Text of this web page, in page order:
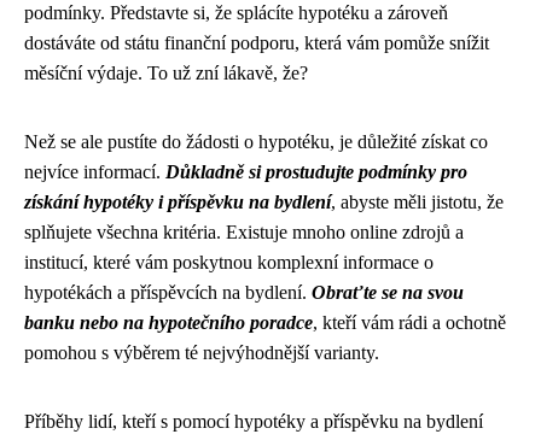
podmínky. Představte si, že splácíte hypotéku a zároveň
dostáváte od státu finanční podporu, která vám pomůže snížit
měsíční výdaje. To už zní lákavě, že?
Než se ale pustíte do žádosti o hypotéku, je důležité získat co
nejvíce informací. Důkladně si prostudujte podmínky pro
získání hypotéky i příspěvku na bydlení, abyste měli jistotu, že
splňujete všechna kritéria. Existuje mnoho online zdrojů a
institucí, které vám poskytnou komplexní informace o
hypotékách a příspěvcích na bydlení. Obraťte se na svou
banku nebo na hypotečního poradce, kteří vám rádi a ochotně
pomohou s výběrem té nejvýhodnější varianty.
Příběhy lidí, kteří s pomocí hypotéky a příspěvku na bydlení